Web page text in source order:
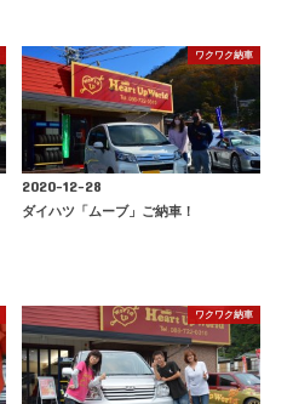
ワクワク納車
2020-12-28
ダイハツ「ムーブ」ご納車！
ワクワク納車